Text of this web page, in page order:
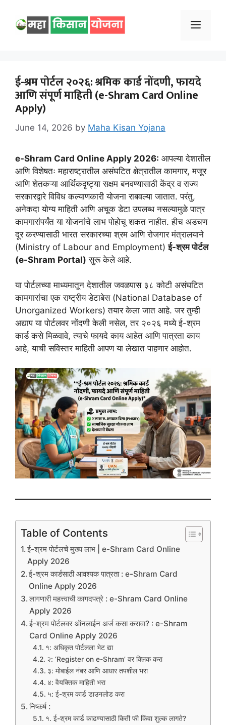
content
Menu
ई-श्रम पोर्टल २०२६: श्रमिक कार्ड नोंदणी, फायदे
आणि संपूर्ण माहिती (e-Shram Card Online
Apply)
June 14, 2026 by Maha Kisan Yojana
e-Shram Card Online Apply 2026: आपल्या देशातील
आणि विशेषतः महाराष्ट्रातील असंघटित क्षेत्रातील कामगार, मजूर
आणि शेतकऱ्या आर्थिकदृष्ट्या सक्षम बनवण्यासाठी केंद्र व राज्य
सरकारद्वारे विविध कल्याणकारी योजना राबवल्या जातात. परंतु,
अनेकदा योग्य माहिती आणि अचूक डेटा उपलब्ध नसल्यामुळे पात्र
कामगारांपर्यंत या योजनांचे लाभ पोहोचू शकत नाहीत. हीच अडचण
दूर करण्यासाठी भारत सरकारच्या श्रम आणि रोजगार मंत्रालयाने
(Ministry of Labour and Employment)ई-श्रम पोर्टल
(e-Shram Portal) सुरू केले आहे.
या पोर्टलच्या माध्यमातून देशातील जवळपास ३८ कोटी असंघटित
कामगारांचा एक राष्ट्रीय डेटाबेस (National Database of
Unorganized Workers) तयार केला जात आहे. जर तुम्ही
अद्याप या पोर्टलवर नोंदणी केली नसेल, तर २०२६ मध्ये ई-श्रम
कार्ड कसे मिळवावे, त्याचे फायदे काय आहेत आणि पात्रता काय
आहे, याची सविस्तर माहिती आपण या लेखात पाहणार आहोत.
Table of Contents
ई-श्रम पोर्टलचे मुख्य लाभ | e-Shram Card Online
Apply 2026
ई-श्रम कार्डसाठी आवश्यक पात्रता : e-Shram Card
Online Apply 2026
लागणारी महत्त्वाची कागदपत्रे : e-Shram Card Online
Apply 2026
ई-श्रम पोर्टलवर ऑनलाईन अर्ज कसा करावा? : e-Shram
Card Online Apply 2026
१: अधिकृत पोर्टलला भेट द्या
२: ‘Register on e-Shram’ वर क्लिक करा
३: मोबाईल नंबर आणि आधार तपशील भरा
४: वैयक्तिक माहिती भरा
५: ई-श्रम कार्ड डाउनलोड करा
निष्कर्ष :
१. ई-श्रम कार्ड काढण्यासाठी किती फी किंवा शुल्क लागते?